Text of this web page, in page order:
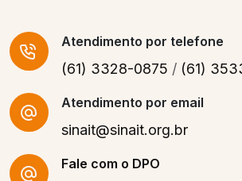
Atendimento por telefone
(61) 3328-0875 / (61)
Atendimento por email
sinait@sinait.org.br
Fale com o DPO